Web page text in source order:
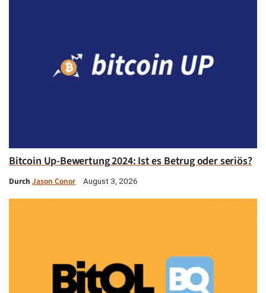
Bitcoin Up-Bewertung 2024: Ist es Betrug oder seriös?
Durch Jason Conor August 3, 2026